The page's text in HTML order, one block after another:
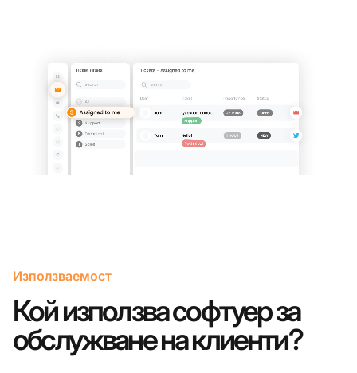
Използваемост
Кой използва софтуер за
обслужване на клиенти?